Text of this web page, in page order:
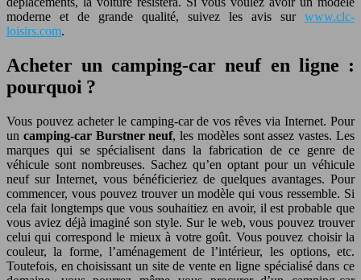
moderne et de grande qualité, suivez les avis sur www.clc-
loisirs.com.
Acheter un camping-car neuf en ligne :
pourquoi ?
Vous pouvez acheter le camping-car de vos rêves via Internet. Pour
un camping-car Burstner neuf, les modèles sont assez vastes. Les
marques qui se spécialisent dans la fabrication de ce genre de
véhicule sont nombreuses. Sachez qu’en optant pour un véhicule
neuf sur Internet, vous bénéficieriez de quelques avantages. Pour
commencer, vous pouvez trouver un modèle qui vous ressemble. Si
cela fait longtemps que vous souhaitiez en avoir, il est probable que
vous aviez déjà imaginé son style. Sur le web, vous pouvez trouver
celui qui correspond le mieux à votre goût. Vous pouvez choisir la
couleur, la forme, l’aménagement de l’intérieur, les options, etc.
Toutefois, en choisissant un site de vente en ligne spécialisé dans ce